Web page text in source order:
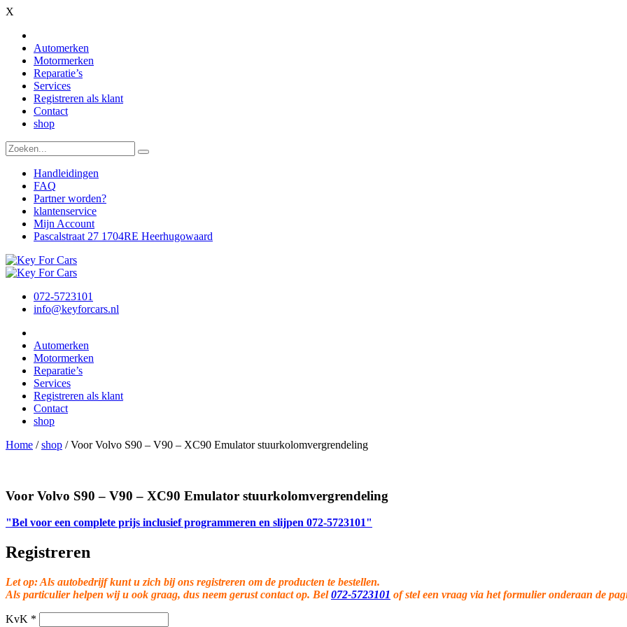
X
Automerken
Motormerken
Reparatie’s
Services
Registreren als klant
Contact
shop
Handleidingen
FAQ
Partner worden?
klantenservice
Mijn Account
Pascalstraat 27 1704RE Heerhugowaard
072-5723101
info@keyforcars.nl
Automerken
Motormerken
Reparatie’s
Services
Registreren als klant
Contact
shop
Home /shop /Voor Volvo S90 – V90 – XC90 Emulator stuurkolomvergrendeling
Voor Volvo S90 – V90 – XC90 Emulator stuurkolomvergrendeling
"Bel voor een complete prijs inclusief programmeren en slijpen 072-5723101"
Registreren
Let op: Als autobedrijf kunt u zich bij ons registreren om de producten te bestellen.
Als particulier helpen wij u ook graag, dus neem gerust contact op. Bel072-5723101 of stel een vraag via het formulier onderaan de
KvK *